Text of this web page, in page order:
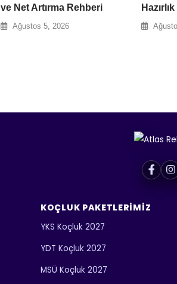
ve Net Artırma Rehberi
Ağustos 5, 2026
KOÇLUK PAKETLERIMIZ
YKS Koçluk 2027
YDT Koçluk 2027
MSÜ Koçluk 2027